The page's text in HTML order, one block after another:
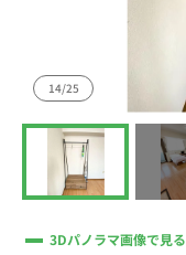
14/25
3Dパノラマ画像で見る